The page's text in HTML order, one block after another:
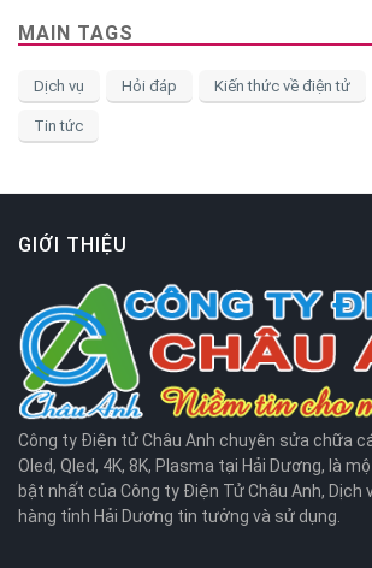
MAIN TAGS
Dịch vụ Hỏi đáp Kiến thức về điện tử
Tin tức
GIỚI THIỆU
Công ty Điện tử Châu Anh chuyên sửa chữa
Oled, Qled, 4K, 8K, Plasma tại Hải Dương, là
bật nhất của Công ty Điện Tử Châu Anh, Dịch
hàng tỉnh Hải Dương tin tưởng và sử dụng.